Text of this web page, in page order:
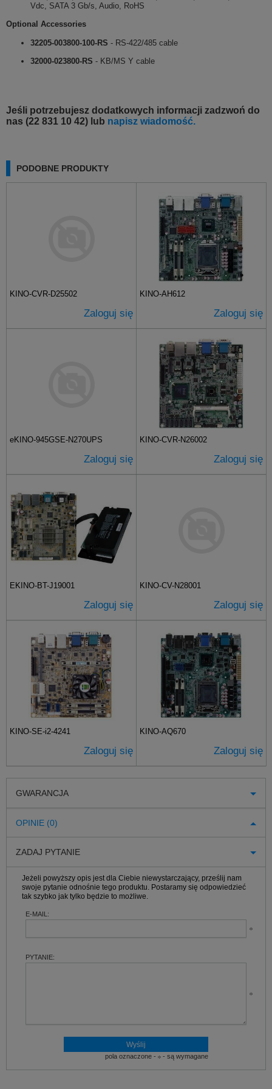
Vdc, SATA 3 Gb/s, Audio, RoHS
Optional Accessories
32205-003800-100-RS - RS-422/485 cable
32000-023800-RS - KB/MS Y cable
Jeśli potrzebujesz dodatkowych informacji zadzwoń do
nas (22 831 10 42) lub napisz wiadomość.
PODOBNE PRODUKTY
KINO-CVR-D25502
Zaloguj się
KINO-AH612
Zaloguj się
eKINO-945GSE-N270UPS
Zaloguj się
KINO-CVR-N26002
Zaloguj się
EKINO-BT-J19001
Zaloguj się
KINO-CV-N28001
Zaloguj się
KINO-SE-i2-4241
Zaloguj się
KINO-AQ670
Zaloguj się
GWARANCJA
OPINIE (0)
ZADAJ PYTANIE
Jeżeli powyższy opis jest dla Ciebie niewystarczający, prześlij nam
swoje pytanie odnośnie tego produktu. Postaramy się odpowiedzieć
tak szybko jak tylko będzie to możliwe.
E-MAIL:
PYTANIE:
pola oznaczone - - są wymagane